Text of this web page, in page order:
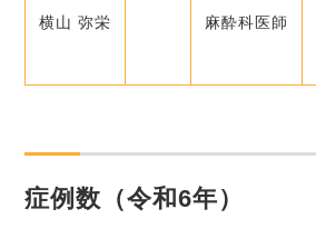
横山 弥栄 麻酔科医師
症例数（令和6年）